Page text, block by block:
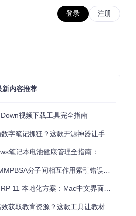
登录 注册
新内容推荐
视频下载工具完全指南